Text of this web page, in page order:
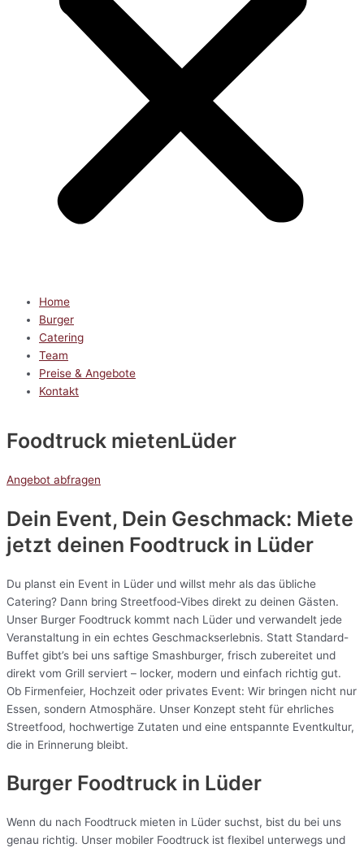
Home
Burger
Catering
Team
Preise & Angebote
Kontakt
Foodtruck mietenLüder
Angebot abfragen
Dein Event, Dein Geschmack: Miete
jetzt deinen Foodtruck in Lüder
Du planst ein Event in Lüder und willst mehr als das übliche
Catering? Dann bring Streetfood-Vibes direkt zu deinen Gästen.
Unser Burger Foodtruck kommt nach Lüder und verwandelt jede
Veranstaltung in ein echtes Geschmackserlebnis. Statt Standard-
Buffet gibt’s bei uns saftige Smashburger, frisch zubereitet und
direkt vom Grill serviert – locker, modern und einfach richtig gut.
Ob Firmenfeier, Hochzeit oder privates Event: Wir bringen nicht nur
Essen, sondern Atmosphäre. Unser Konzept steht für ehrliches
Streetfood, hochwertige Zutaten und eine entspannte Eventkultur,
die in Erinnerung bleibt.
Burger Foodtruck in Lüder
Wenn du nach Foodtruck mieten in Lüder suchst, bist du bei uns
genau richtig. Unser mobiler Foodtruck ist flexibel unterwegs und